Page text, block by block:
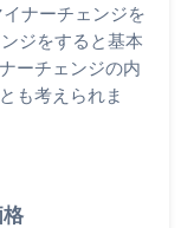
ナーチェンジを
ジをすると基本
ーチェンジの内
も考えられま